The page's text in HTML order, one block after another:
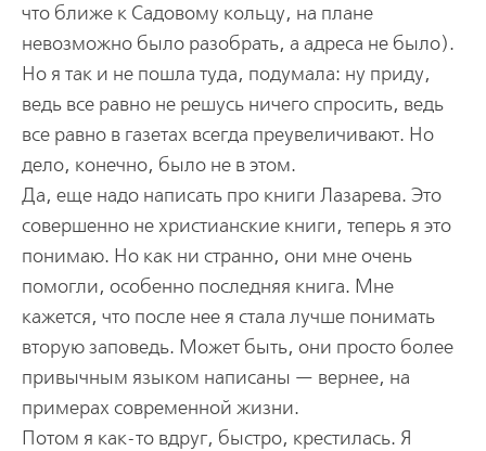
что ближе к Садовому кольцу, на плане
невозможно было разобрать, а адреса не было).
Но я так и не пошла туда, подумала: ну приду,
ведь все равно не решусь ничего спросить, ведь
все равно в газетах всегда преувеличивают. Но
дело, конечно, было не в этом.
Да, еще надо написать про книги Лазарева. Это
совершенно не христианские книги, теперь я это
понимаю. Но как ни странно, они мне очень
помогли, особенно последняя книга. Мне
кажется, что после нее я стала лучше понимать
вторую заповедь. Может быть, они просто более
привычным языком написаны — вернее, на
примерах современной жизни.
Потом я как-то вдруг, быстро, крестилась. Я